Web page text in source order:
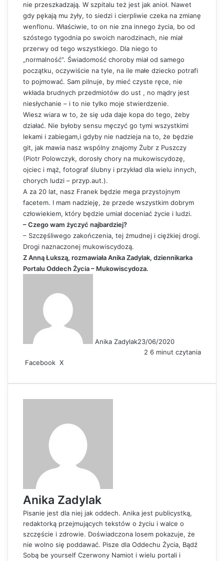
nie przeszkadzają. W szpitalu też jest jak anioł. Nawet
gdy pękają mu żyły, to siedzi i cierpliwie czeka na zmianę
wenflonu. Właściwie, to on nie zna innego życia, bo od
szóstego tygodnia po swoich narodzinach, nie miał
przerwy od tego wszystkiego. Dla niego to
„normalność”. Świadomość choroby miał od samego
początku, oczywiście na tyle, na ile małe dziecko potrafi
to pojmować. Sam pilnuje, by mieć czyste ręce, nie
wkłada brudnych przedmiotów do ust , no mądry jest
niesłychanie – i to nie tylko moje stwierdzenie.
Wiesz wiara w to, że się uda daje kopa do tego, żeby
działać. Nie byłoby sensu męczyć go tymi wszystkimi
lekami i zabiegam,i gdyby nie nadzieja na to, że będzie
git, jak mawia nasz wspólny znajomy Żubr z Puszczy
(Piotr Polowczyk, dorosły chory na mukowiscydozę,
ojciec i mąż, fotograf ślubny i przykład dla wielu innych,
chorych ludzi – przyp.aut.).
A za 20 lat, nasz Franek będzie mega przystojnym
facetem. I mam nadzieję, że przede wszystkim dobrym
człowiekiem, który będzie umiał doceniać życie i ludzi.
– Czego wam życzyć najbardziej?
– Szczęśliwego zakończenia, tej żmudnej i ciężkiej drogi.
Drogi naznaczonej mukowiscydozą.
Z Anną Łukszą, rozmawiała Anika Zadylak, dziennikarka
Portalu Oddech Życia – Mukowiscydoza.
Anika Zadylak23/06/2020
2 6 minut czytania
Facebook X
n
I
a
i
u
Anika Zadylak
Pisanie jest dla niej jak oddech. Anika jest publicystką,
redaktorką przejmujących tekstów o życiu i walce o
szczęście i zdrowie. Doświadczona losem pokazuje, że
nie wolno się poddawać. Pisze dla Oddechu Życia, Bądź
Sobą be yourself Czerwony Namiot i wielu portali i